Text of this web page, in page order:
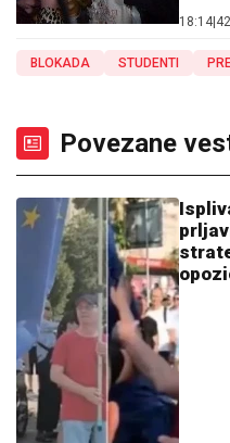
18:14 42
BLOKADA STUDENTI
Povezane